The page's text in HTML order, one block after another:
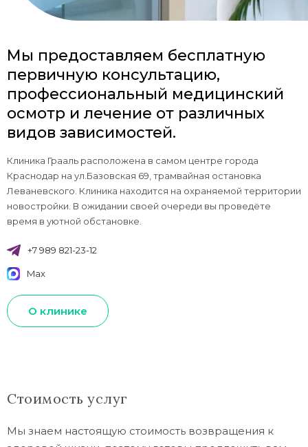
Мы предоставляем бесплатную
первичную консультацию,
профессиональный медицинский
осмотр и лечение от различных
видов зависимостей.
Клиника Грааль расположена в самом центре города
Краснодар на ул.Базовская 69, трамвайная остановка
Леваневского. Клиника находится на охраняемой территории
новостройки. В ожидании своей очереди вы проведёте
время в уютной обстановке.
+7 989 821-23-12
Max
О клинике
Стоимость услуг
Мы знаем настоящую стоимость возвращения к